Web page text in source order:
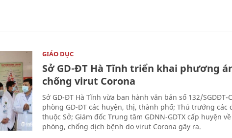
GIÁO DỤC
Sở GD-ĐT Hà Tĩnh triển khai phương
chống virut Corona
Sở GD-ĐT Hà Tĩnh vừa ban hành văn bản số 132/SGDĐT-
phòng GD-ĐT các huyện, thị, thành phố; Thủ trưởng các
thuộc Sở; Giám đốc Trung tâm GDNN-GDTX cấp huyện
phòng, chống dịch bệnh do virut Corona gây ra.